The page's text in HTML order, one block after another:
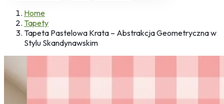
Home
Tapety
Tapeta Pastelowa Krata – Abstrakcja Geometryczna w
Stylu Skandynawskim